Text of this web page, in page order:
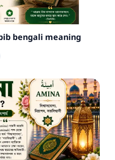
| habib bengali meaning